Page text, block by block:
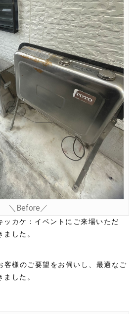
＼Before／
ッカケ：イベントにご来場いただ
した。
客様のご要望をお伺いし、最適なご
した。